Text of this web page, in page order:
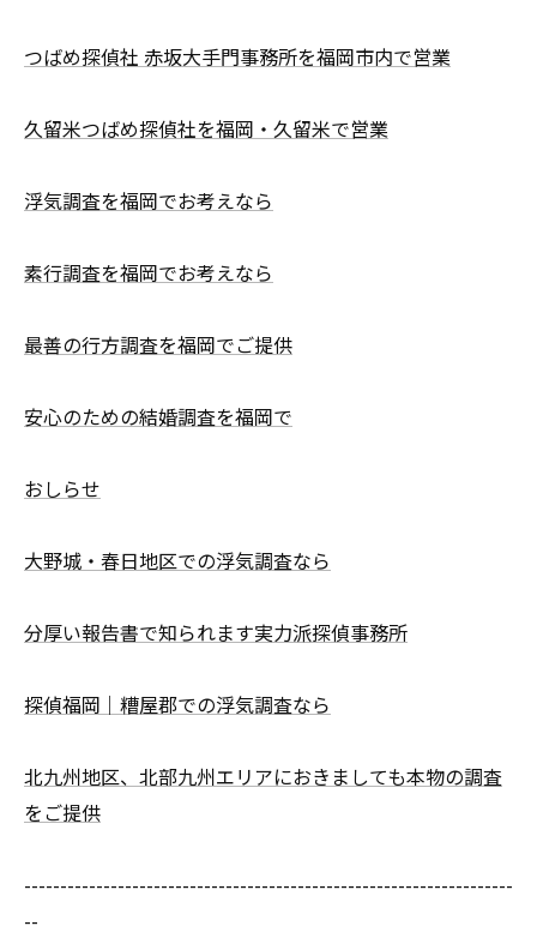
つばめ探偵社 赤坂大手門事務所を福岡市内で営業
久留米つばめ探偵社を福岡・久留米で営業
浮気調査を福岡でお考えなら
素行調査を福岡でお考えなら
最善の行方調査を福岡でご提供
安心のための結婚調査を福岡で
おしらせ
大野城・春日地区での浮気調査なら
分厚い報告書で知られます実力派探偵事務所
探偵福岡｜糟屋郡での浮気調査なら
北九州地区、北部九州エリアにおきましても本物の調査
をご提供
--------------------------------------------------------------------
--